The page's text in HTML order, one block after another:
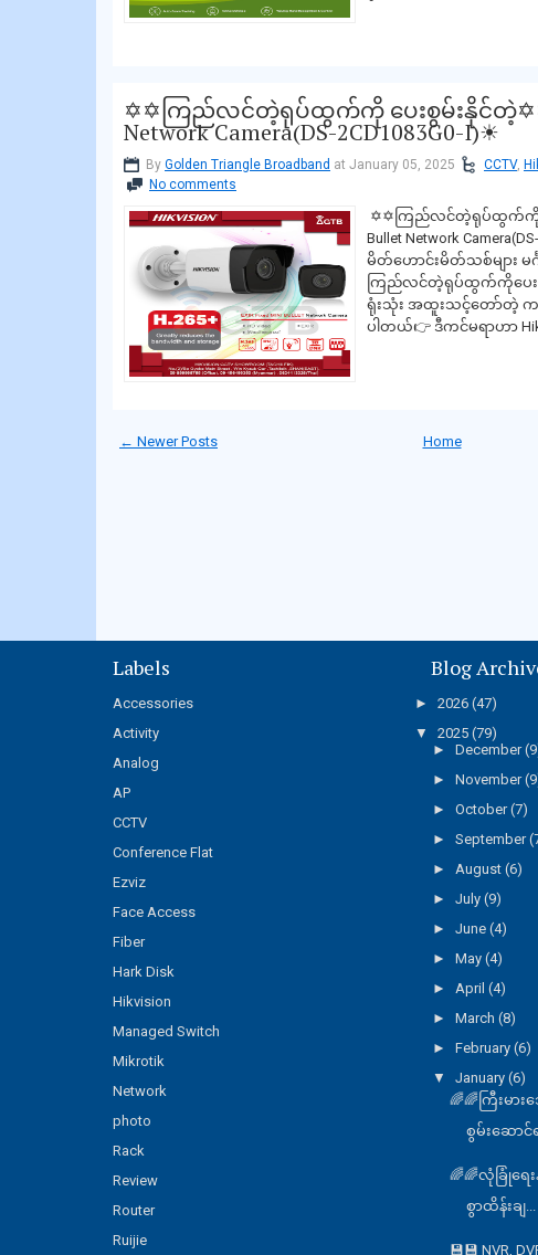
✡✡ကြည်လင်တဲ့ရုပ်ထွက်ကို ပေးစွမ်းနိုင်တဲ့✡✡
Network Camera(DS-2CD1083G0-I)☀
By Golden Triangle Broadband at January 05, 2025 CCTV,
No comments
✡✡ကြည်လင်တဲ့ရုပ်ထွက်ကို ပ
Bullet Network
မိတ်ဟောင်းမိတ်သစ်များ မင်္
ကြည်လင်တဲ့ရုပ်ထွက်ကိုပေး
ရုံးသုံး အထူးသင့်တော်တဲ့ က
ပါတယ်👉 ဒီကင်မရာဟာ
← Newer Posts Home
Labels
Accessories
Activity
Analog
AP
CCTV
Conference Flat
Ezviz
Face Access
Fiber
Hark Disk
Hikvision
Managed Switch
Mikrotik
Network
photo
Rack
Review
Router
Ruijie
Blog
► 2026 (47)
▼ 2025 (79)
► December
► November
► October(7)
► September
► August (6)
► July (9)
► June (4)
► May (4)
► April (4)
► March (8)
► February (6)
▼ January (6)
🌈🌈ကြီးမာ
စွမ်းဆောင်
🌈🌈လုံခြုံရေ
စွာထိန်းချ...
💾💾 NVR,